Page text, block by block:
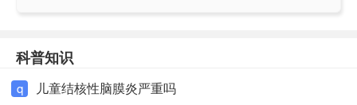
科普知识
q 儿童结核性脑膜炎严重吗